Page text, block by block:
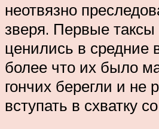
неотвязно
зверя. Первые таксы
ценились в средние
более что их было
гончих берегли и не
вступать в схватку